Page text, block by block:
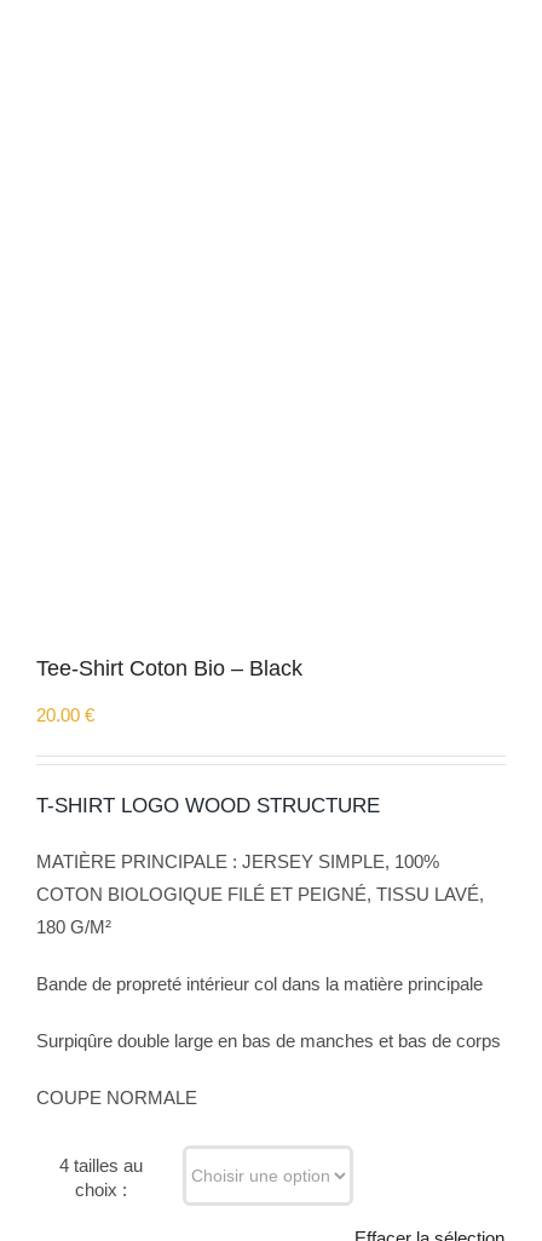
Tee-Shirt Coton Bio – Black
20.00 €
T-SHIRT LOGO WOOD STRUCTURE
MATIÈRE PRINCIPALE : JERSEY SIMPLE, 100%
COTON BIOLOGIQUE FILÉ ET PEIGNÉ, TISSU LAVÉ,
180 G/M²
Bande de propreté intérieur col dans la matière principale
Surpiqûre double large en bas de manches et bas de corps
COUPE NORMALE
4 tailles au
choix :